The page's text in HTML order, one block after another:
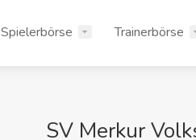
Spielerbörse Trainerbörse
SV Merkur